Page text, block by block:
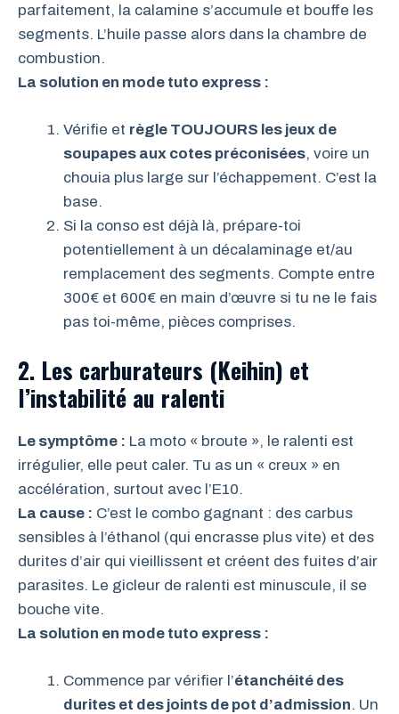
parfaitement, la calamine s’accumule et bouffe les
segments. L’huile passe alors dans la chambre de
combustion.
La solution en mode tuto express :
Vérifie et règle TOUJOURS les jeux de
soupapes aux cotes préconisées, voire un
chouia plus large sur l’échappement. C’est la
base.
Si la conso est déjà là, prépare-toi
potentiellement à un décalaminage et/au
remplacement des segments. Compte entre
300€ et 600€ en main d’œuvre si tu ne le fais
pas toi-même, pièces comprises.
2. Les carburateurs (Keihin) et
l’instabilité au ralenti
Le symptôme : La moto « broute », le ralenti est
irrégulier, elle peut caler. Tu as un « creux » en
accélération, surtout avec l’E10.
La cause : C’est le combo gagnant : des carbus
sensibles à l’éthanol (qui encrasse plus vite) et des
durites d’air qui vieillissent et créent des fuites d’air
parasites. Le gicleur de ralenti est minuscule, il se
bouche vite.
La solution en mode tuto express :
Commence par vérifier l’étanchéité des
durites et des joints de pot d’admission. Un